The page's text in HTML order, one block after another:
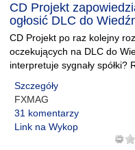
CD Projekt
ogłosić DLC do
CD Projekt po raz kolejny
oczekujących na DLC do
interpretuje sygnały spółki?
Szczegóły
FXMAG
31 komentarzy
Link na Wykop